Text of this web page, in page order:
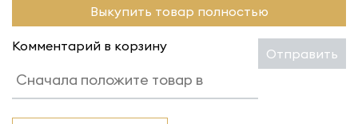
Выкупить товар полностью
Комментарий в корзину Отправить